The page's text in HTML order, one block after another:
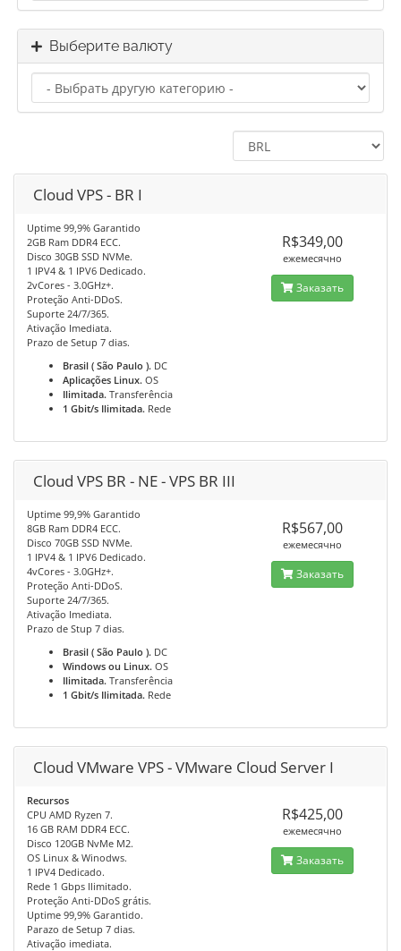
Выберите валюту
Cloud VPS - BR I
Uptime 99,9% Garantido
2GB Ram DDR4 ECC.
Disco 30GB SSD NVMe.
1 IPV4 & 1 IPV6 Dedicado.
2vCores - 3.0GHz+.
Proteção Anti-DDoS.
Suporte 24/7/365.
Ativação Imediata.
Prazo de Setup 7 dias.
Brasil ( São Paulo ). DC
Aplicações Linux. OS
Ilimitada. Transferência
1 Gbit/s Ilimitada. Rede
R$349,00
ежемесячно
Заказать
Cloud VPS BR - NE - VPS BR III
Uptime 99,9% Garantido
8GB Ram DDR4 ECC.
Disco 70GB SSD NVMe.
1 IPV4 & 1 IPV6 Dedicado.
4vCores - 3.0GHz+.
Proteção Anti-DDoS.
Suporte 24/7/365.
Ativação Imediata.
Prazo de Stup 7 dias.
Brasil ( São Paulo ). DC
Windows ou Linux. OS
Ilimitada. Transferência
1 Gbit/s Ilimitada. Rede
R$567,00
ежемесячно
Заказать
Cloud VMware VPS - VMware Cloud Server I
Recursos
CPU AMD Ryzen 7.
16 GB RAM DDR4 ECC.
Disco 120GB NvMe M2.
OS Linux & Winodws.
1 IPV4 Dedicado.
Rede 1 Gbps Ilimitado.
Proteção Anti-DDoS grátis.
Uptime 99,9% Garantido.
Parazo de Setup 7 dias.
Ativação imediata.
R$425,00
ежемесячно
Заказать